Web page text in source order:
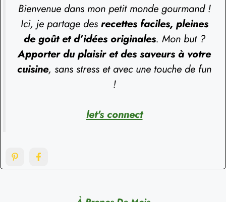
Bienvenue dans mon petit monde gourmand !
Ici, je partage des recettes faciles, pleines
de goût et d’idées originales. Mon but ?
Apporter du plaisir et des saveurs à votre
cuisine, sans stress et avec une touche de fun
!
let's connect